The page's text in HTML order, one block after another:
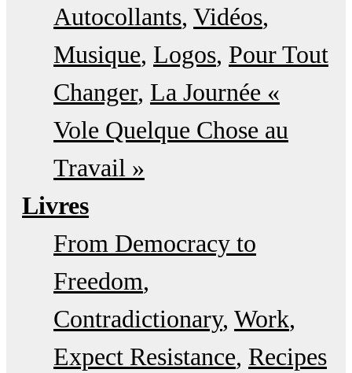
Autocollants Vidéos
Musique Logos Pour Tout
Changer La Journée «
Vole Quelque Chose au
Travail »
Livres
From Democracy to
Freedom
Contradictionary Work
Expect Resistance Recipes